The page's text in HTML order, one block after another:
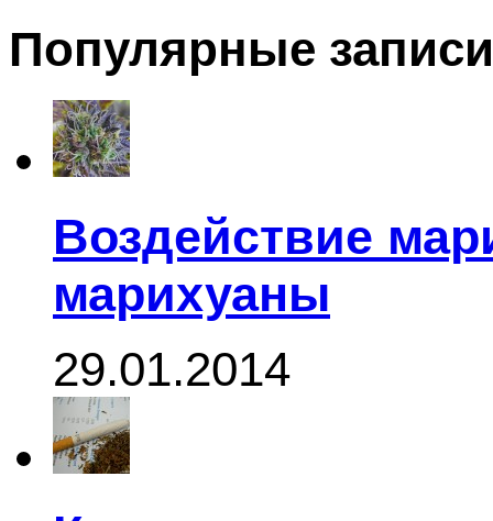
Популярные записи
Воздействие
марихуаны
29.01.2014